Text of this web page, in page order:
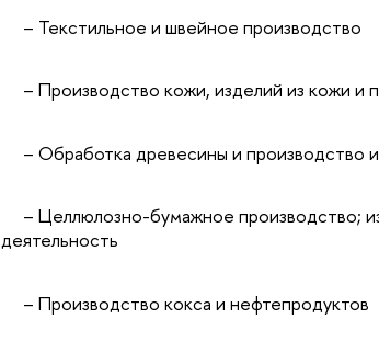
– Текстильное и швейное производство
– Производство кожи, изделий из кожи и
– Обработка древесины и производство
– Целлюлозно-бумажное производство;
деятельность
– Производство кокса и нефтепродуктов